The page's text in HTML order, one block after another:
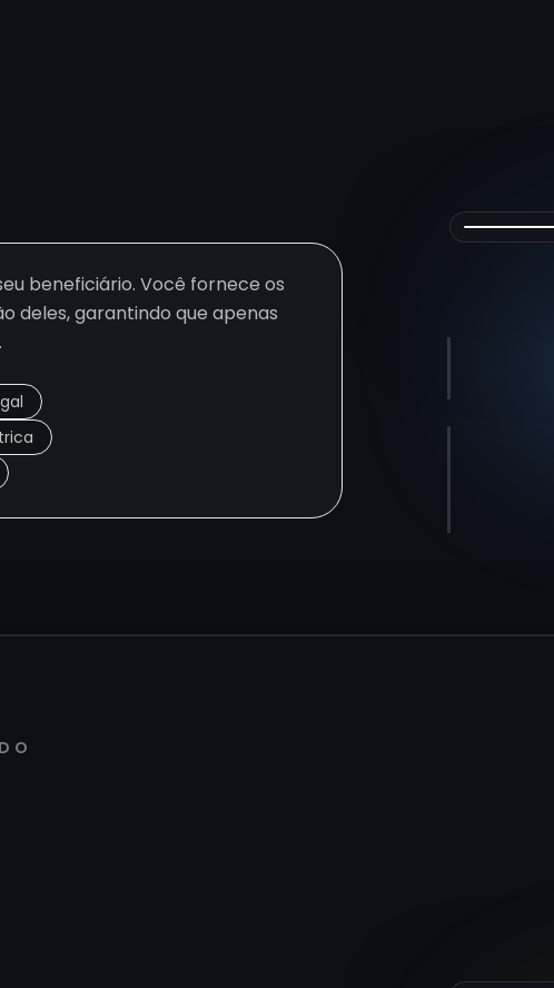
beneficiário. Você fornece os
deles, garantindo que apenas